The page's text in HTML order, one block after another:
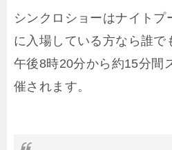
シンクロショーはナイトプ
に入場している方なら誰で
午後8時20分から約15分間
催されます。